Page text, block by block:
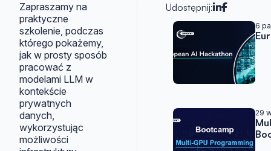
Zapraszamy na
praktyczne
szkolenie, podczas
którego pokażemy,
jak w prosty sposób
pracować z
modelami LLM w
kontekście
prywatnych
danych,
wykorzystując
możliwości
Udostępnij:
Artykuły 6
29